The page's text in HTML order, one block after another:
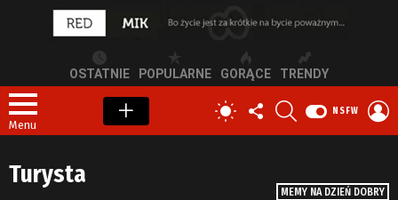
OSTATNIE POPULARNE GORĄCE TRENDY
Menu
PRZEŁĄCZ
SKÓRKĘ
OBSERWUJ
NAS
NSFW
MEMY NA DZIEŃ DOBRY
Turysta